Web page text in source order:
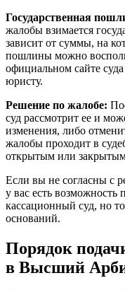
Государственная
жалобы взимается
зависит от суммы, на
пошлины можно
официальном сайте
юристу.
Решение по жалобе:
суд рассмотрит ее и
изменения, либо
жалобы проходит в
открытым или закрытым
Если вы не согласны с
у вас есть возможность
кассационный суд, но
оснований.
Порядок
в Высший